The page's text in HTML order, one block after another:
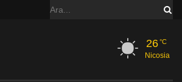
26°C
Nicosia